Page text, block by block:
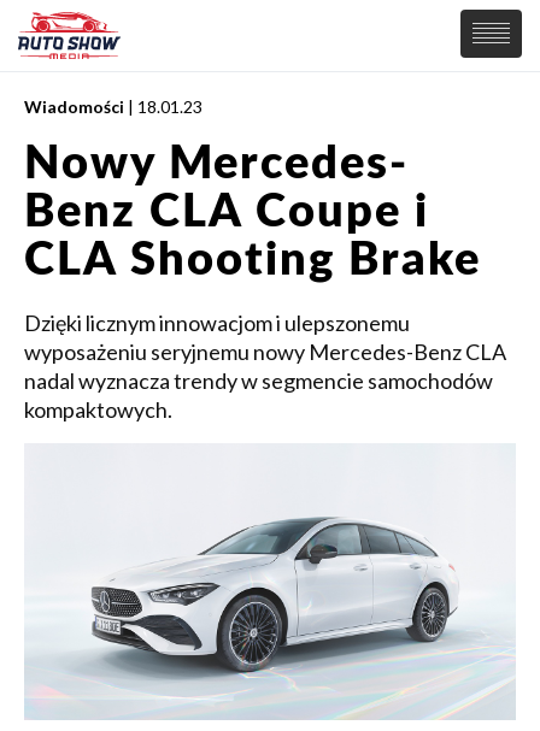
PREMIERY
SAMOCHODY
Wiadomości
Samochody Koncepcyjne
Elektryczne
MOTORSPORT
Wiadomości | 18.01.23
Nowy Mercedes-
Benz CLA Coupe i
CLA Shooting Brake
Dzięki licznym innowacjom i ulepszonemu
wyposażeniu seryjnemu nowy Mercedes-Benz CLA
nadal wyznacza trendy w segmencie samochodów
kompaktowych.